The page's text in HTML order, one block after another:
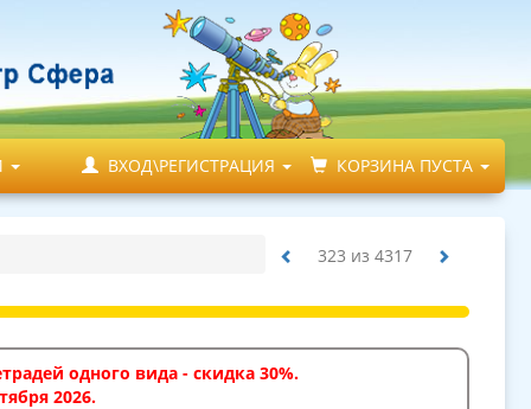
ВХОД\РЕГИСТРАЦИЯ КОРЗИНА ПУСТА
323 из 4317
одного вида - скидка 30%.
2026.